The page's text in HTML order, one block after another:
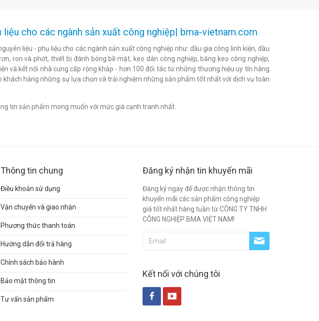
liệu cho các ngành sản xuất công nghiệp| bma-vietnam.com
liệu - phụ liệu cho các ngành sản xuất công nghiệp như: dầu gia công linh kiện, dầu
ron và phớt, thiết bị đánh bóng bề mặt, keo dán công nghiệp, băng keo công nghiệp,
và kết nối nhà cung cấp rộng khắp - hơn 100 đối tác từ những thương hiệu uy tín hàng
hàng những sự lựa chọn và trải nghiệm những sản phẩm tốt nhất với dịch vụ toàn
tin sản phẩm mong muốn với mức giá cạnh tranh nhất.
Thông tin chung
Điều khoản sử dụng
Vận chuyển và giao nhận
Phương thức thanh toán
Hướng dẫn đổi trả hàng
Chính sách bảo hành
Bảo mật thông tin
Tư vấn sản phẩm
Đăng ký nhận tin khuyến mãi
Đăng ký ngay để được nhận thông tin
khuyến mãi các sản phẩm công nghiệp
giá tốt nhất hàng tuần từ CÔNG TY TNHH
CÔNG NGHIỆP BMA VIỆT NAM!
Kết nối với chúng tôi